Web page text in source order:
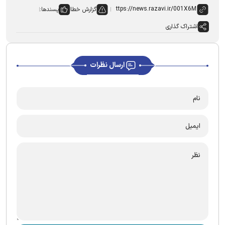
گزارش خطا
پسندها:
اشتراک گذاری
ارسال نظرات